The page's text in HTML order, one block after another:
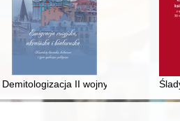
przemysłowa po 1945 roku
Demitologizacja II wojny światowej w